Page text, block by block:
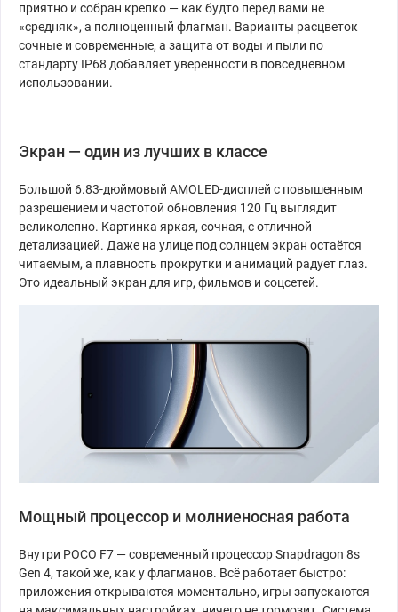
приятно и собран крепко — как будто перед вами не
«средняк», а полноценный флагман. Варианты расцветок
сочные и современные, а защита от воды и пыли по
стандарту IP68 добавляет уверенности в повседневном
использовании.
Экран — один из лучших в классе
Большой 6.83-дюймовый AMOLED-дисплей с повышенным
разрешением и частотой обновления 120 Гц выглядит
великолепно. Картинка яркая, сочная, с отличной
детализацией. Даже на улице под солнцем экран остаётся
читаемым, а плавность прокрутки и анимаций радует глаз.
Это идеальный экран для игр, фильмов и соцсетей.
Мощный процессор и молниеносная работа
Внутри POCO F7 — современный процессор Snapdragon 8s
Gen 4, такой же, как у флагманов. Всё работает быстро:
приложения открываются моментально, игры запускаются